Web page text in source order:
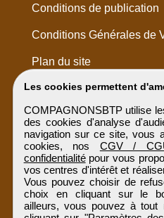
Les cookies permettent
COMPAGNONSBTP utilise
des cookies d'analyse
navigation sur ce site, vous
cookies, nos CGV /
confidentialitépour vous
vos centres d'intérêt et
Vous pouvez choisir de
choix en cliquant sur le
ailleurs, vous pouvez à tout
Conditions de publication
Conditions Générales de
Plan du site